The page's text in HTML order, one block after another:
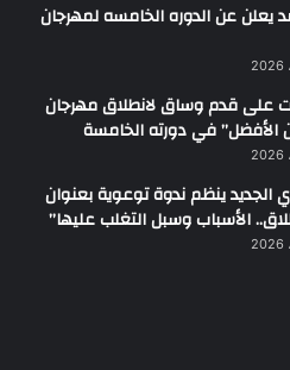
عن الدوره الخامسه لمهرجان
على قدم وساق لانطلاق مهرجان
الأفضل” في دورته الخامسة
الجديد ينظم ندوة توعوية بعنوان
الأسباب وسبل التغلب عليها”